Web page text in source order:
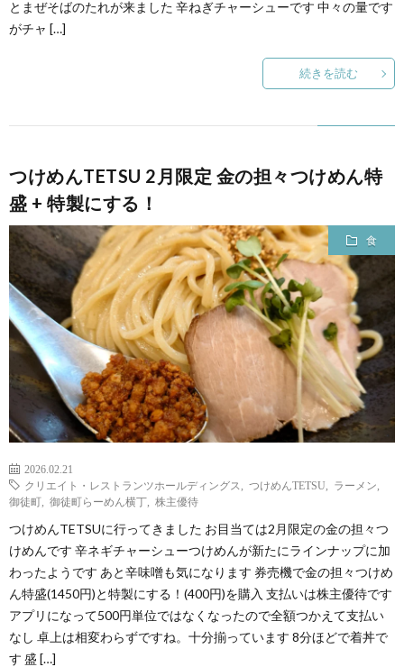
とまぜそばのたれが来ました 辛ねぎチャーシューです 中々の量です
がチャ […]
続きを読む
つけめんTETSU 2月限定 金の担々つけめん特
盛 + 特製にする！
食
2026.02.21
クリエイト・レストランツホールディングス
つけめんTETSU ラーメン
御徒町
御徒町らーめん横丁 株主優待
つけめんTETSUに行ってきました お目当ては2月限定の金の担々つ
けめんです 辛ネギチャーシューつけめんが新たにラインナップに加
わったようです あと辛味噌も気になります 券売機で金の担々つけめ
ん特盛(1450円)と特製にする！(400円)を購入 支払いは株主優待です
アプリになって500円単位ではなくなったので全額つかえて支払い
なし 卓上は相変わらずですね。十分揃っています 8分ほどで着丼で
す 盛 […]